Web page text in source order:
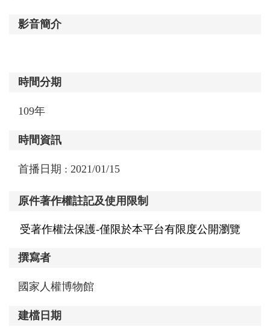
影音簡介
時間分期
109年
時間資訊
首播日期 : 2021/01/15
原件著作權註記及使用限制
受著作權法保護-僅限於本平台有限度公開瀏覽
撰寫者
國家人權博物館
建檔日期